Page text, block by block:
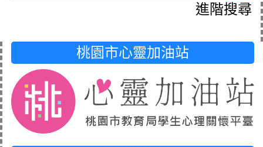
進階搜尋
桃園市心靈加油站